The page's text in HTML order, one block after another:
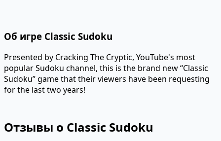
Об игре Classic Sudoku
Presented by Cracking The Cryptic, YouTube's most
popular Sudoku channel, this is the brand new “Classic
Sudoku” game that their viewers have been requesting
for the last two years!
Отзывы о Classic Sudoku